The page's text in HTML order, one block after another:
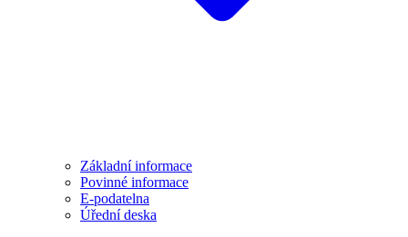
Základní informace
Povinné informace
E-podatelna
Úřední deska